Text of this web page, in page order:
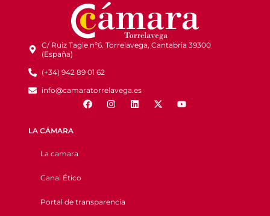
C/ Ruiz Tagle nº6. Torrelavega, Cantabria 39300
(España)
(+34) 942 89 01 62
info@camaratorrelavega.es
LA CÁMARA
La camara
Canal Ético
Portal de transparencia